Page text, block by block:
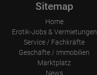
Sitemap
Home
Erotik-Jobs & Vermietungen
Service / Fachkräfte
Geschäfte / Immobilien
Marktplatz
News